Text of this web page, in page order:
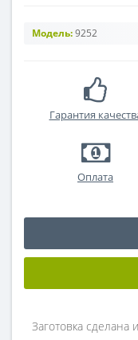
Модель:9252
Гарантия
Оплата
Заготовка сделана